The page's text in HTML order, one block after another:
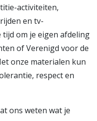
activiteiten,
en tv-
tijd om je eigen afdeling
of Verenigd voor de
onze materialen kun
respect en
ons weten wat je